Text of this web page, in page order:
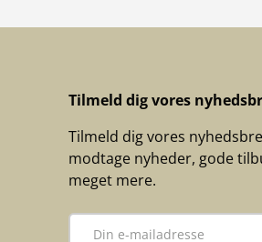
Tilmeld dig vores
Tilmeld dig vores
modtage nyheder, gode
meget mere.
E-mail